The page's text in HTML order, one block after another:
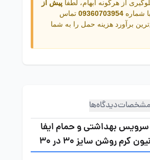
از هرگونه ابهام، لطفاً پیش از
با شماره 09360703954 تماس
برآورد هزینه حمل را به شما
مشخصاتدیدگاه‌ها
بهداشتی و حمام ایفا
کرم روشن سایز 30 در 30